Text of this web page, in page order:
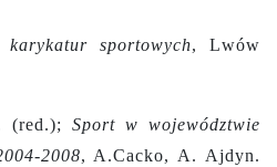
karykatur sportowych, Lwów
(red.); Sport w województwie
2008, A.Cacko, A. Ajdyn.